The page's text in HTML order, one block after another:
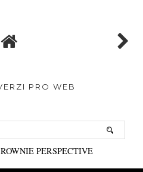
PRO WEB
PERSPECTIVE